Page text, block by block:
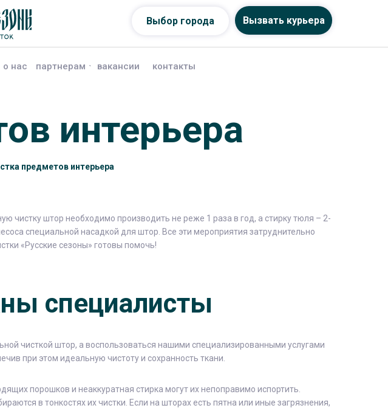
Вызвать курьера
Выбор города
о нас вакансии контакты
партнерам
интерьера
предметов интерьера
чистку штор необходимо производить не реже 1 раза в год, а стирку тюля – 2-
специальной насадкой для штор. Все эти мероприятия затруднительно
«Русские сезоны» готовы помочь!
специалисты
чисткой штор, а воспользоваться нашими специализированными услугами
при этом идеальную чистоту и сохранность ткани.
порошков и неаккуратная стирка могут их непоправимо испортить.
в тонкостях их чистки. Если на шторах есть пятна или иные загрязнения,